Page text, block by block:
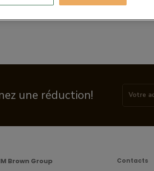
une réduction!
Brown Group Contacts